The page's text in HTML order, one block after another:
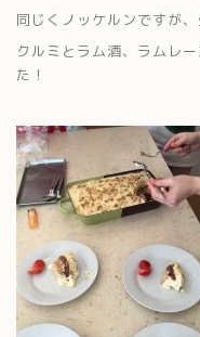
同じくノッケルンですが
クルミとラム酒、ラムレ
た！